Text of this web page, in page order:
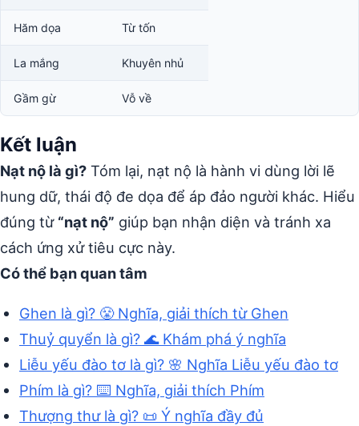
Hăm dọa Từ tốn
La mắng Khuyên nhủ
Gầm gừ Vỗ về
Kết luận
Nạt nộ là gì? Tóm lại, nạt nộ là hành vi dùng lời lẽ
hung dữ, thái độ đe dọa để áp đảo người khác. Hiểu
đúng từ “nạt nộ” giúp bạn nhận diện và tránh xa
cách ứng xử tiêu cực này.
Có thể bạn quan tâm
Ghen là gì? 😤 Nghĩa, giải thích từ Ghen
Thuỷ quyển là gì? 🌊 Khám phá ý nghĩa
Liễu yếu đào tơ là gì? 🌸 Nghĩa Liễu yếu đào tơ
Phím là gì? ⌨️ Nghĩa, giải thích Phím
Thượng thư là gì? 📜 Ý nghĩa đầy đủ